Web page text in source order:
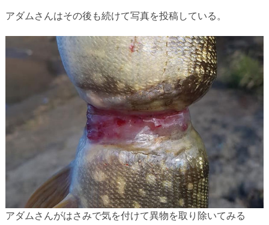
アダムさんはその後も続けて写真を投稿している。
アダムさんがはさみで気を付けて異物を取り除いてみる